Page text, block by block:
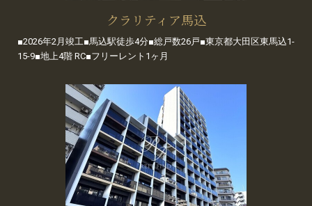
クラリティア馬込
■2026年2月竣工■馬込駅徒歩4分■総戸数26戸■東京都大田区東馬込1-
15-9■地上4階 RC■フリーレント1ヶ月